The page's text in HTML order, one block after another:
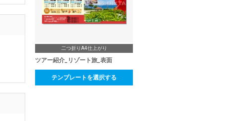
二つ折りA4仕上がり
ツアー紹介_リゾート旅_表面
テンプレートを選択する